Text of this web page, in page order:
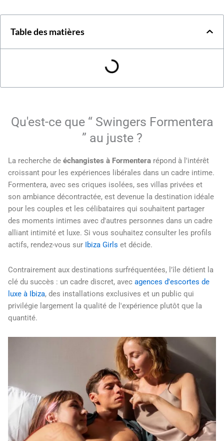
Table des matières
Qu'est-ce que “ Swingers Formentera
” au juste ?
La recherche de échangistes à Formentera répond à l'intérêt
croissant pour les expériences libérales dans un cadre intime.
Formentera, avec ses criques isolées, ses villas privées et
son ambiance décontractée, est devenue la destination idéale
pour les couples et les célibataires qui souhaitent partager
des moments intimes avec d'autres personnes dans un cadre
alliant intimité et luxe. Si vous souhaitez consulter les profils
actifs, rendez-vous sur Ibiza Girls et décide.
Contrairement aux destinations surfréquentées, l'île détient la
clé du succès : un cadre discret, avec agences d'escortes de
luxe à Ibiza, des installations exclusives et un public qui
privilégie largement la qualité de l'expérience plutôt que la
quantité.